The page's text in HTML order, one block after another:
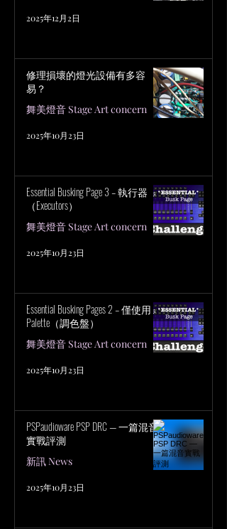
2025年12月2日
修理損壞的燈光設備有多容
易？
舞美燈音 Stage Art concern
2025年10月23日
Essential Busking Page 3 – 執行器
（Executors）
舞美燈音 Stage Art concern
2025年10月23日
Essential Busking Pages 2 – 僅使用
Palette（調色盤）
舞美燈音 Stage Art concern
2025年10月23日
PSPaudioware PSP DRC — 一篇混音
實戰評測
新訊 News
2025年10月23日